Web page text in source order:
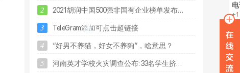
2 2021胡润中 国500强非国有企业榜单发布...
3 TeleGram添加可点击超链接
4 “好男不养猫 ， 好女不养狗” ， 啥意思 ？
5 河南英才学校火灾调查公布:33名学生挤...